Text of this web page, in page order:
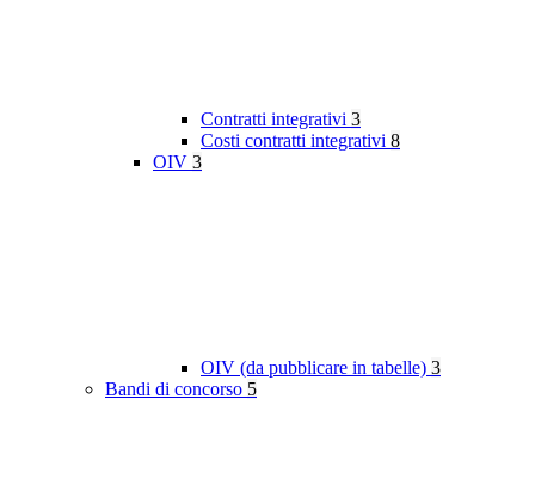
Contratti integrativi 3
Costi contratti integrativi 8
OIV 3
OIV (da pubblicare in tabelle) 3
Bandi di concorso 5